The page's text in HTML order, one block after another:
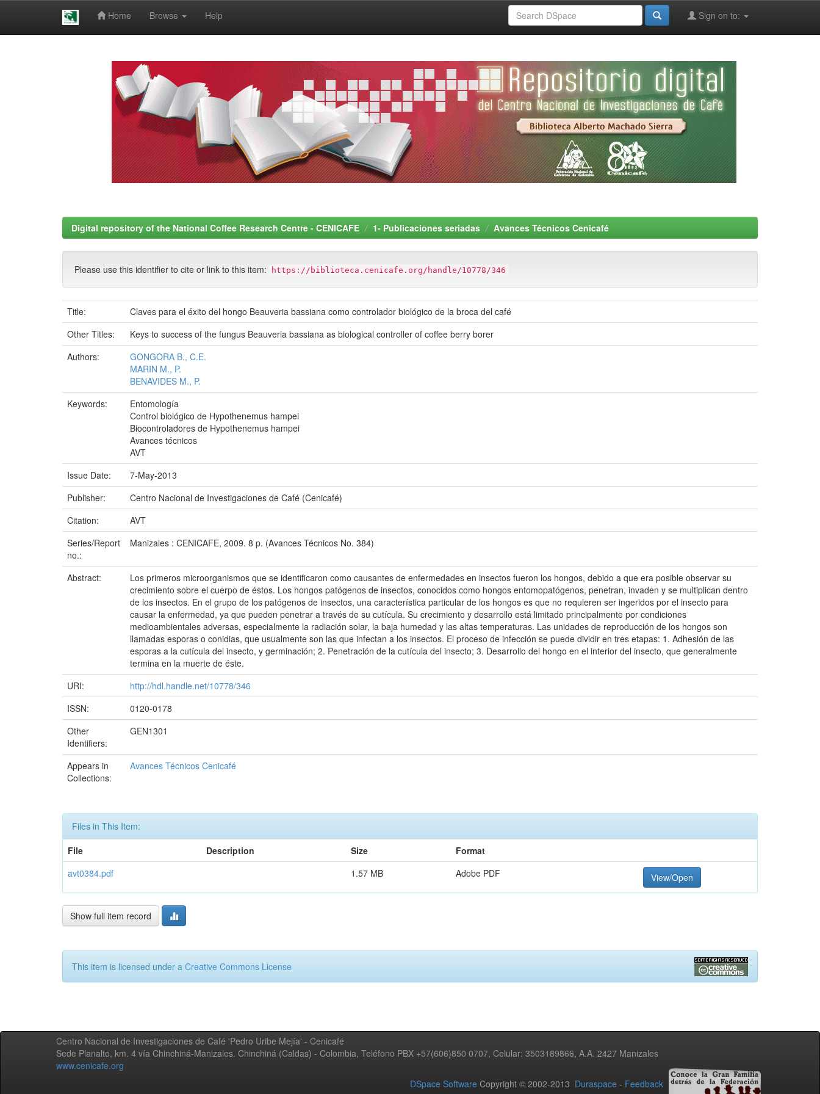
Home Browse Help Sign on to:
Digital repository of the National Coffee Research Centre - CENICAFE 1- Publicaciones seriadas Avances Técnicos Cenicafé
Please use this identifier to cite or link to this item: https://biblioteca.cenicafe.org/handle/10778/346
Title:
Claves para el éxito del hongo Beauveria bassiana como controlador biológico de la broca del café
Other Titles:
Keys to success of the fungus Beauveria bassiana as biological controller of coffee berry borer
Authors:
GONGORA B., C.E.
MARIN M., P.
BENAVIDES M., P.
Keywords:
Entomología
Control biológico de Hypothenemus hampei
Biocontroladores de Hypothenemus hampei
Avances técnicos
AVT
Issue Date:
7-May-2013
Publisher:
Centro Nacional de Investigaciones de Café (Cenicafé)
Citation:
AVT
Series/Report
no.:
Manizales : CENICAFE, 2009. 8 p. (Avances Técnicos No. 384)
Abstract:
Los primeros microorganismos que se identificaron como causantes de enfermedades en insectos fueron los hongos, debido a que era posible observar su
crecimiento sobre el cuerpo de éstos. Los hongos patógenos de insectos, conocidos como hongos entomopatógenos, penetran, invaden y se multiplican dentro
de los insectos. En el grupo de los patógenos de insectos, una característica particular de los hongos es que no requieren ser ingeridos por el insecto para
causar la enfermedad, ya que pueden penetrar a través de su cutícula. Su crecimiento y desarrollo está limitado principalmente por condiciones
medioambientales adversas, especialmente la radiación solar, la baja humedad y las altas temperaturas. Las unidades de reproducción de los hongos son
llamadas esporas o conidias, que usualmente son las que infectan a los insectos. El proceso de infección se puede dividir en tres etapas: 1. Adhesión de las
esporas a la cutícula del insecto, y germinación; 2. Penetración de la cutícula del insecto; 3. Desarrollo del hongo en el interior del insecto, que generalmente
termina en la muerte de éste.
URI:
http://hdl.handle.net/10778/346
ISSN:
0120-0178
Other
Identifiers:
GEN1301
Appears in
Collections:
Avances Técnicos Cenicafé
Files in This Item:
File
Description Size
Format
avt0384.pdf
1.57 MB Adobe PDF View/Open
Show full item record
This item is licensed under a Creative Commons License
Centro Nacional de Investigaciones de Café 'Pedro Uribe Mejía' - Cenicafé
Sede Planalto, km. 4 vía Chinchiná-Manizales. Chinchiná (Caldas) - Colombia, Teléfono PBX +57(606)850 0707, Celular: 3503189866, A.A. 2427 Manizales
www.cenicafe.org
DSpace Software Copyright © 2002-2013 Duraspace - Feedback